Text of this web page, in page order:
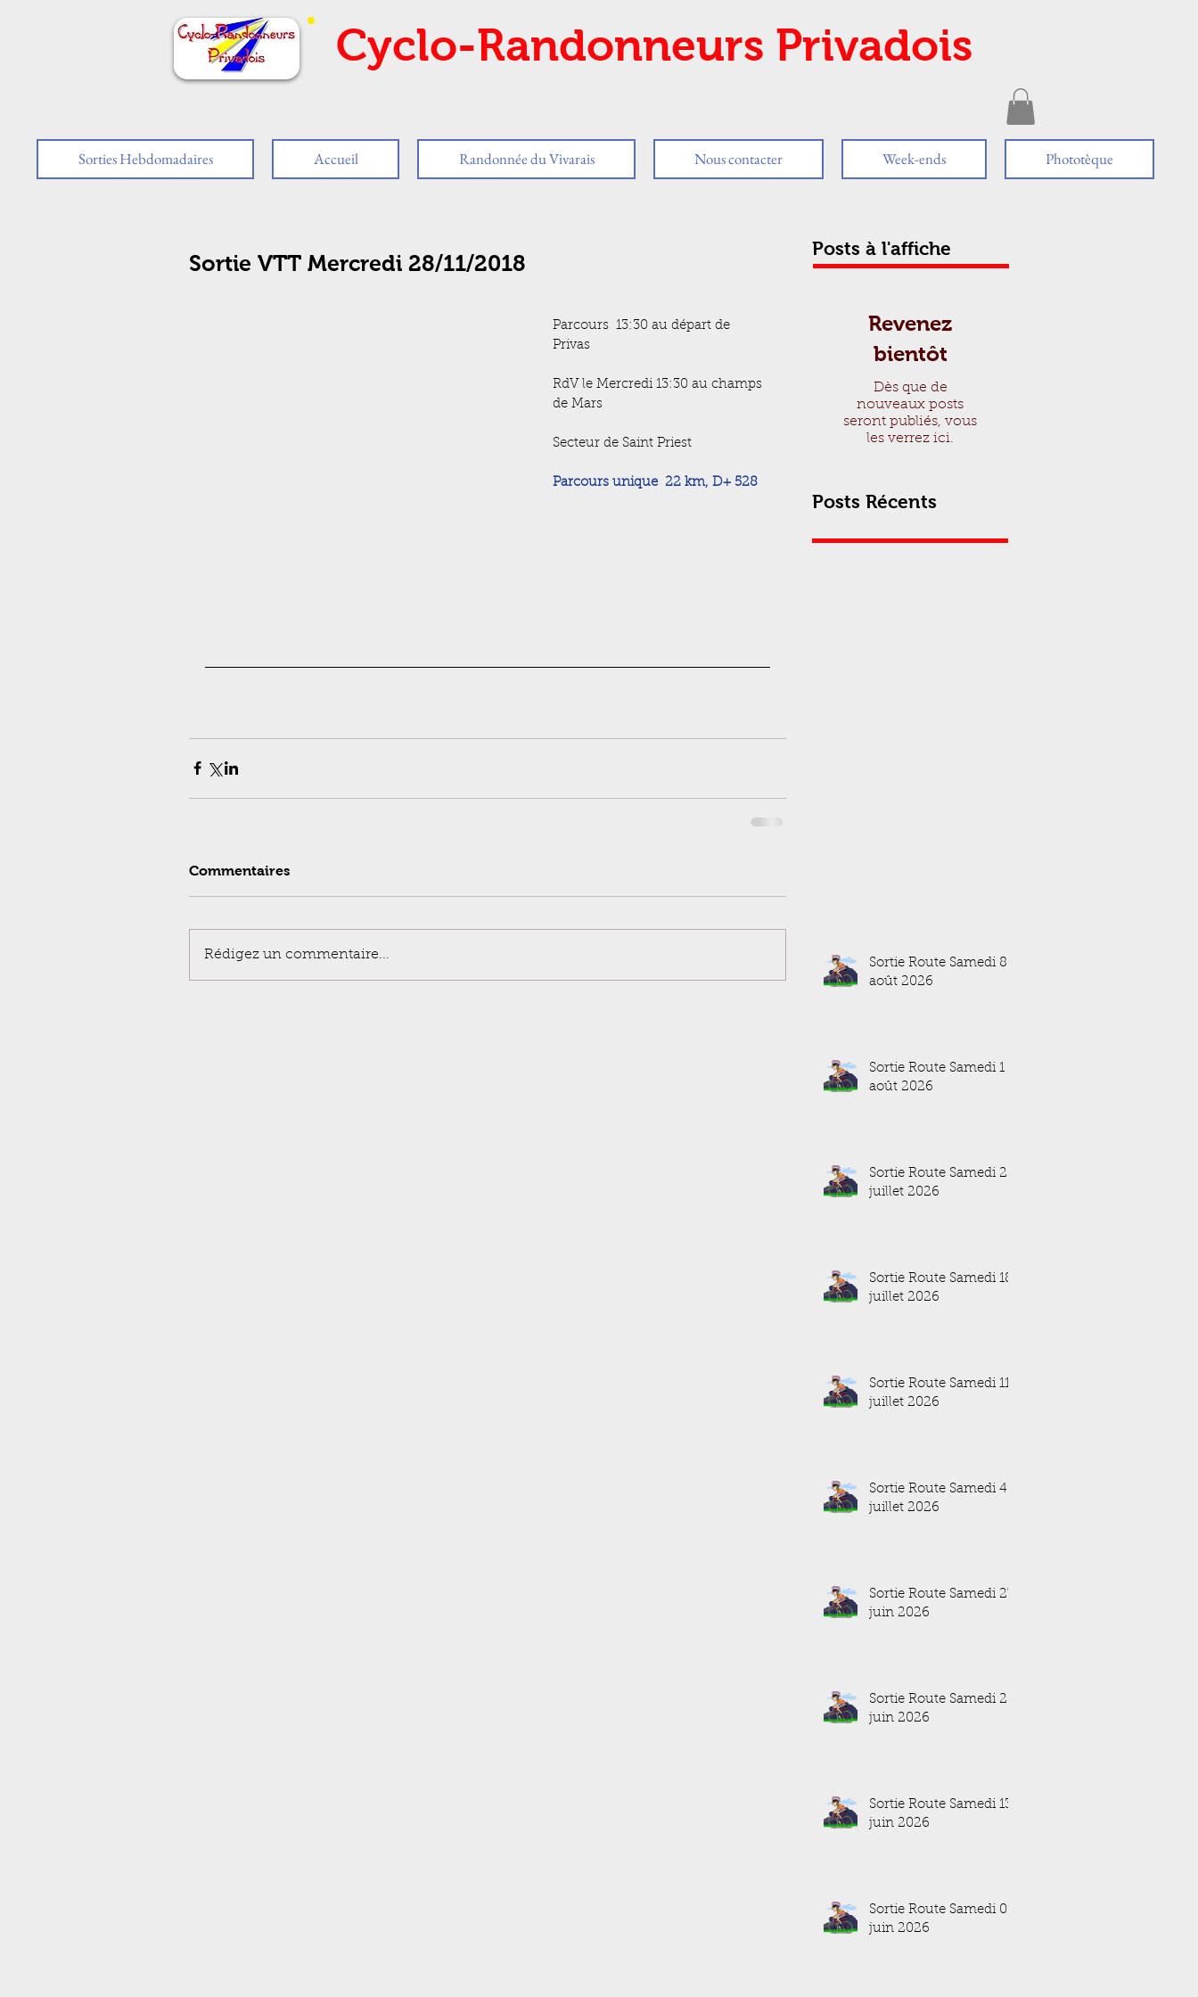
Cyclo-Randonneurs Privadois
Sorties Hebdomadaires Accueil Randonnée du Vivarais Nous contacter Week-ends Phototèque
Sortie VTT Mercredi 28/11/2018
Parcours  13:30 au départ de
Privas
RdV le Mercredi 13:30 au champs
de Mars
Secteur de Saint Priest
Parcours unique  22 km, D+ 528
Commentaires
Rédigez un commentaire...
Posts à l'affiche
Revenez
bientôt
Dès que de
nouveaux posts
seront publiés, vous
les verrez ici.
Posts Récents
Sortie Route Samedi 8
août 2026
Sortie Route Samedi 1
août 2026
Sortie Route Samedi 25
juillet 2026
Sortie Route Samedi 18
juillet 2026
Sortie Route Samedi 11
juillet 2026
Sortie Route Samedi 4
juillet 2026
Sortie Route Samedi 27
juin 2026
Sortie Route Samedi 20
juin 2026
Sortie Route Samedi 13
juin 2026
Sortie Route Samedi 06
juin 2026